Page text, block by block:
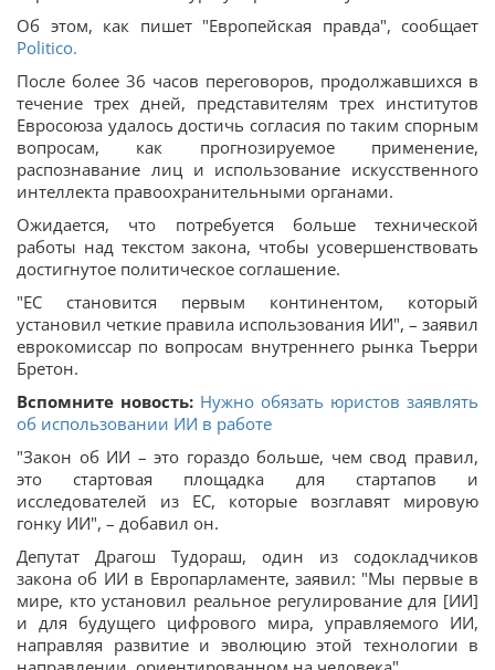
Об этом, как пишет "Европейская правда", сообщает
Politico.
После более 36 часов переговоров, продолжавшихся в
течение трех дней, представителям трех институтов
Евросоюза удалось достичь согласия по таким спорным
вопросам, как прогнозируемое применение,
распознавание лиц и использование искусственного
интеллекта правоохранительными органами.
Ожидается, что потребуется больше технической
работы над текстом закона, чтобы усовершенствовать
достигнутое политическое соглашение.
"ЕС становится первым континентом, который
установил четкие правила использования ИИ", – заявил
еврокомиссар по вопросам внутреннего рынка Тьерри
Бретон.
Вспомните новость: Нужно обязать юристов заявлять
об использовании ИИ в работе
"Закон об ИИ – это гораздо больше, чем свод правил,
это стартовая площадка для стартапов и
исследователей из ЕС, которые возглавят мировую
гонку ИИ", – добавил он.
Депутат Драгош Тудораш, один из содокладчиков
закона об ИИ в Европарламенте, заявил: "Мы первые в
мире, кто установил реальное регулирование для [ИИ]
и для будущего цифрового мира, управляемого ИИ,
направляя развитие и эволюцию этой технологии в